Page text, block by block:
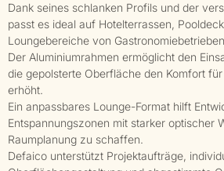
Dank seines schlanken Profils und der
passt es ideal auf Hotelterrassen,
Loungebereiche von
Der Aluminiumrahmen ermöglicht den
die gepolsterte Oberfläche den Komfort
erhöht.
Ein anpassbares Lounge-Format hilft
Entspannungszonen mit starker optischer
Raumplanung zu schaffen.
Defaico unterstützt Projektaufträge,